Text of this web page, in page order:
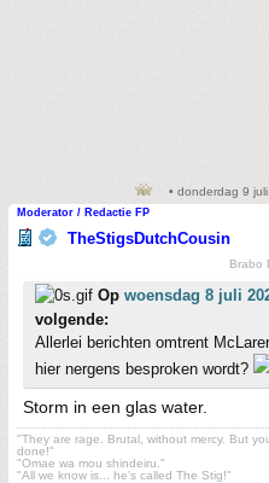
• donderdag 9
Moderator / Redactie FP
TheStigsDutchCousin
Brabo
Op woensdag 8 juli
volgende:
Allerlei berichten omtrent
hier nergens besproken wordt?
Storm in een glas water.
"They are rage. Brutal, without mercy. But
done!"
"Omae wa mou shindeiru."
"All we know is... he's called The Stig!"